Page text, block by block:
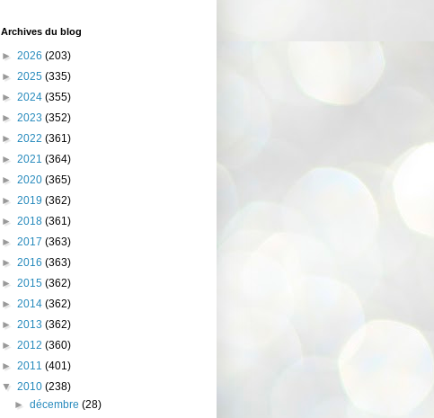
Archives du blog
► 2026 (203)
► 2025 (335)
► 2024 (355)
► 2023 (352)
► 2022 (361)
► 2021 (364)
► 2020 (365)
► 2019 (362)
► 2018 (361)
► 2017 (363)
► 2016 (363)
► 2015 (362)
► 2014 (362)
► 2013 (362)
► 2012 (360)
► 2011 (401)
▼ 2010 (238)
►décembre(28)